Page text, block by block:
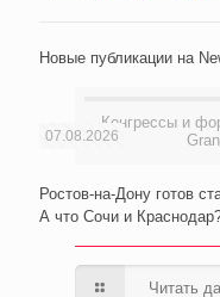
Новые публикации на
Конгрессы и
07.08.2026
Ростов-на-Дону готов
А что Сочи и
Читать